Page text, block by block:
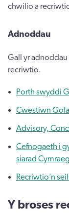
chwilio a
Adnoddau
Gall yr adnoddau
recriwtio.
Porth swyddi
Cwestiwn Gofal
Advisory,
Cefnogaeth i
siarad Cymraeg
Recriwtio’n
Y broses